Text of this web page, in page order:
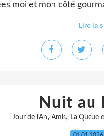
moi et mon côté
Lire la
Nuit au
Jour de l'An, Amis, La Queue